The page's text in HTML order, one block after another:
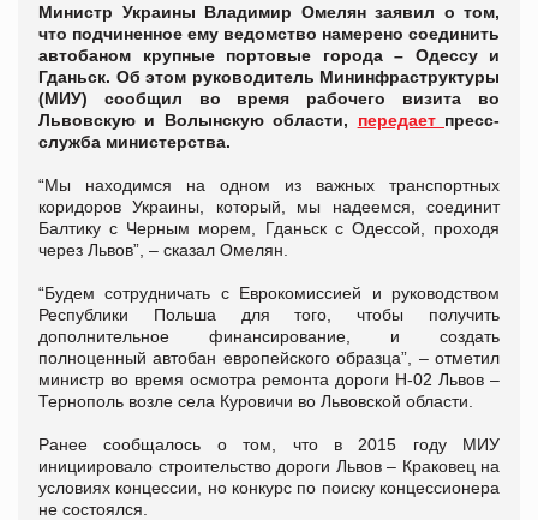
Министр Украины Владимир Омелян заявил о том,
что подчиненное ему ведомство намерено соединить
автобаном крупные портовые города – Одессу и
Гданьск. Об этом руководитель Мининфраструктуры
(МИУ) сообщил во время рабочего визита во
Львовскую и Волынскую области, передает пресс-
служба министерства.
“Мы находимся на одном из важных транспортных
коридоров Украины, который, мы надеемся, соединит
Балтику с Черным морем, Гданьск с Одессой, проходя
через Львов”, – сказал Омелян.
“Будем сотрудничать с Еврокомиссией и руководством
Республики Польша для того, чтобы получить
дополнительное финансирование, и создать
полноценный автобан европейского образца”, – отметил
министр во время осмотра ремонта дороги Н-02 Львов –
Тернополь возле села Куровичи во Львовской области.
Ранее сообщалось о том, что в 2015 году МИУ
инициировало строительство дороги Львов – Краковец на
условиях концессии, но конкурс по поиску концессионера
не состоялся.